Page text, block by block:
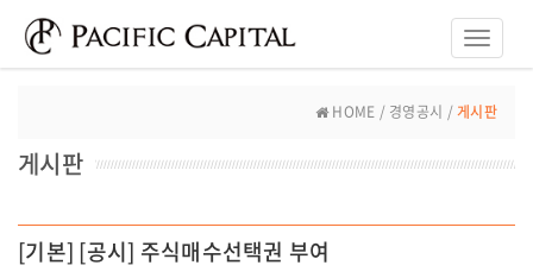
Toggle
HOME / 경영공시 /게시판
게시판
[기본] [공시] 주식매수선택권 부여